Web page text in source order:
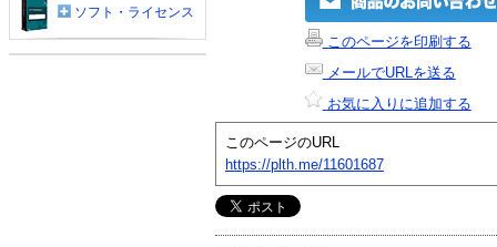
このページを印刷する
メールでURLを送る
お気に入りに追加する
このページのURL
https://plth.me/11601687
ソフト・ライセンス